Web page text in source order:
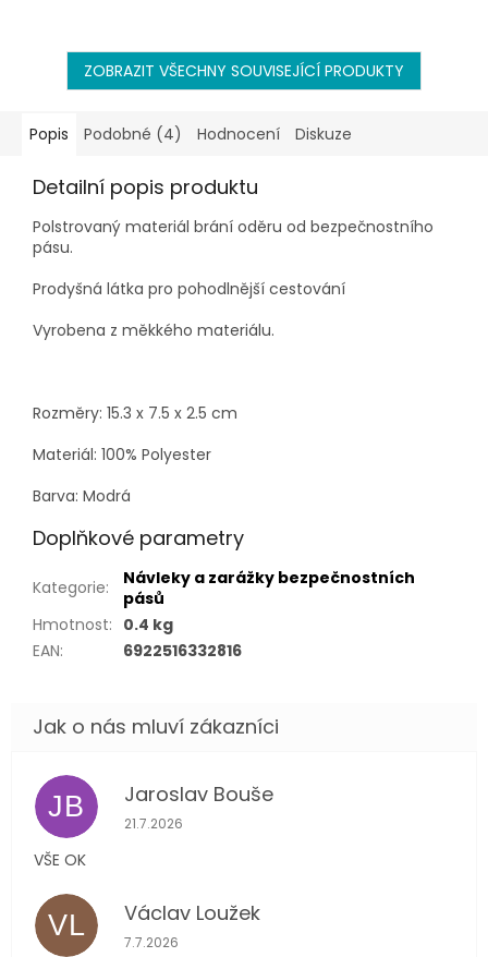
používány v autě jako
navigace.
ZOBRAZIT VŠECHNY SOUVISEJÍCÍ PRODUKTY
Popis Podobné (4) Hodnocení Diskuze
Detailní popis produktu
Polstrovaný materiál brání oděru od bezpečnostního
pásu.
Prodyšná látka pro pohodlnější cestování
Vyrobena z měkkého materiálu.
Rozměry: 15.3 x 7.5 x 2.5 cm
Materiál: 100% Polyester
Barva: Modrá
Doplňkové parametry
Kategorie:
Návleky a zarážky bezpečnostních
pásů
Hmotnost: 0.4 kg
EAN: 6922516332816
JB Jaroslav Bouše
Hodnocení obchodu je 5 z 5 hvězdiček.
21.7.2026
VŠE OK
VL Václav Loužek
Hodnocení obchodu je 5 z 5 hvězdiček.
7.7.2026